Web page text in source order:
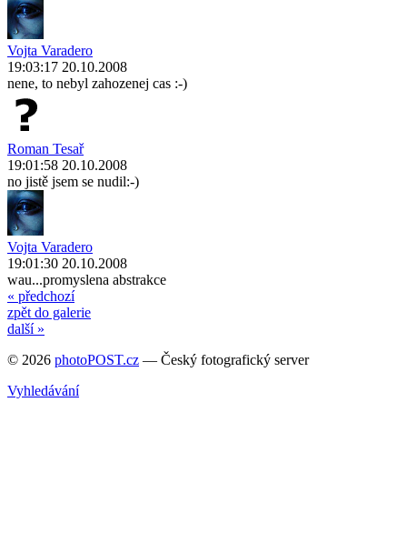
Vojta Varadero
19:03:17 20.10.2008
nene, to nebyl zahozenej cas :-)
Roman Tesař
19:01:58 20.10.2008
no jistě jsem se nudil:-)
Vojta Varadero
19:01:30 20.10.2008
wau...promyslena abstrakce
« předchozí
zpět do galerie
další »
© 2026 photoPOST.cz — Český fotografický server
Vyhledávání